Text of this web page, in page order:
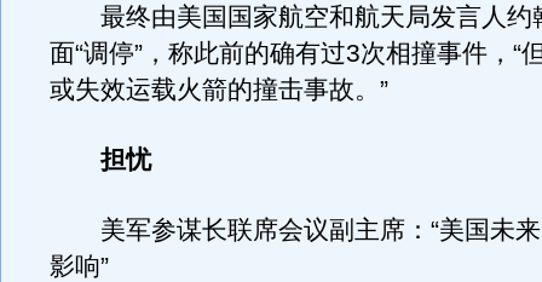
最终由美国国家航空和航天局发言人约
面“调停”，称此前的确有过3次相撞事件，“
或失效运载火箭的撞击事故。”
担忧
美军参谋长联席会议副主席：“美国未来
影响”